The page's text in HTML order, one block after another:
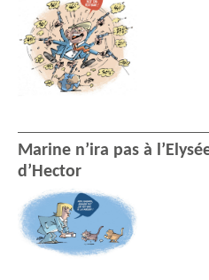
Marine n’ira pas à
d’Hector